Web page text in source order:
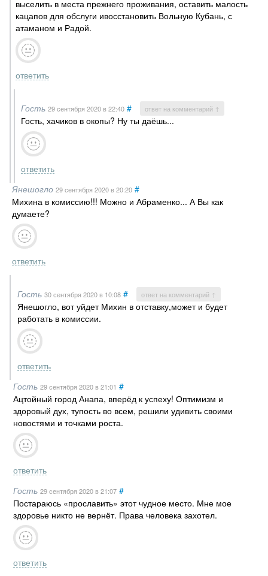
выселить в места прежнего проживания, оставить малость
кацапов для обслуги ивосстановить Вольную Кубань, с
атаманом и Радой.
ответить
Гость 29 сентября 2020в 22:40 # ответ на комментарий ↑
Гость, хачиков в окопы? Ну ты даёшь...
ответить
Янешогло 29 сентября 2020в 20:20 #
Михина в комиссию!!! Можно и Абраменко... А Вы как
думаете?
ответить
Гость 30 сентября 2020в 10:08 # ответ на комментарий ↑
Янешогло, вот уйдет Михин в отставку,может и будет
работать в комиссии.
ответить
Гость 29 сентября 2020в 21:01 #
Ацтойный город Анапа, вперёд к успеху! Оптимизм и
здоровый дух, тупость во всем, решили удивить своими
новостями и точками роста.
ответить
Гость 29 сентября 2020в 21:07 #
Постараюсь «прославить» этот чудное место. Мне мое
здоровье никто не вернёт. Права человека захотел.
ответить